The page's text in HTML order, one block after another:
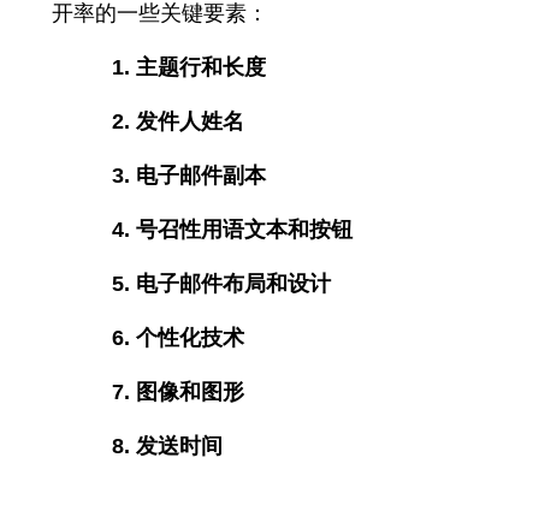
开率的一些关键要素：
1. 主题行和长度
2. 发件人姓名
3. 电子邮件副本
4. 号召性用语文本和按钮
5. 电子邮件布局和设计
6. 个性化技术
7. 图像和图形
8. 发送时间